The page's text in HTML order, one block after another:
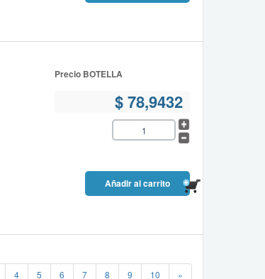
Precio BOTELLA
$ 78,9432
4 5 6 7 8 9 10 »